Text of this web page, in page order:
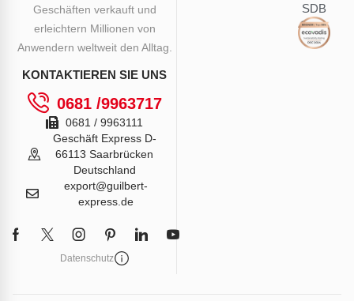
Geschäften verkauft und
erleichtern Millionen von
Anwendern weltweit den Alltag.
KONTAKTIEREN SIE UNS
0681 /9963717
0681 / 9963111
Geschäft Express D-
66113 Saarbrücken
Deutschland
export@guilbert-
express.de
Datenschutz
SDB